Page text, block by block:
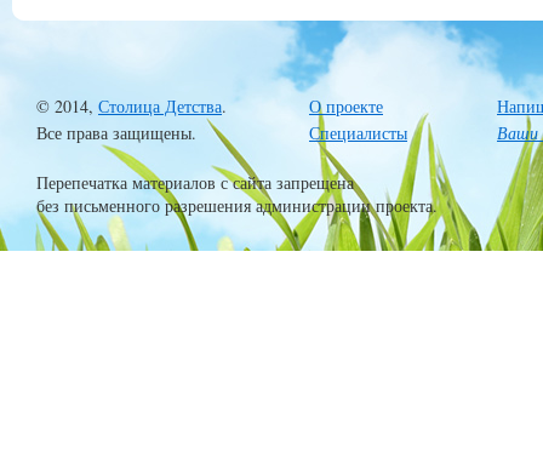
© 2014, Столица Детства.
Все права защищены.
О проекте
Специалисты
Ваши
Перепечатка материалов с сайта запрещена
без письменного разрешения администрации проекта.